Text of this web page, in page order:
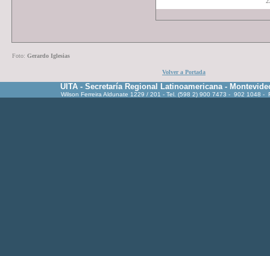
Foto: Gerardo Iglesias
Volver a Portada
UITA - Secretaría Regional Latinoamericana -
Wilson Ferreira Aldunate 1229 / 201 - Tel. (598 2) 900 7473 - 902 1048 -